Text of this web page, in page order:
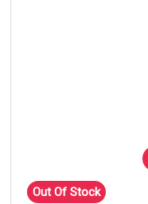
Out Of Stock